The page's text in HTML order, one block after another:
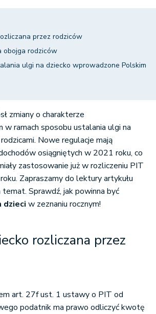
przez rodziców
obojga rodziców
ulgi na dziecko wprowadzone Polskim
zmiany o charakterze
w ramach sposobu ustalania ulgi na
Nowe regulacje mają
osiągniętych w 2021 roku, co
zastosowanie już w rozliczeniu PIT
Zapraszamy do lektury artykułu
temat. Sprawdź, jak powinna być
dzieci w zeznaniu rocznym!
rozliczana przez
art. 27f ust. 1 ustawy o PIT od
podatnik ma prawo odliczyć kwotę